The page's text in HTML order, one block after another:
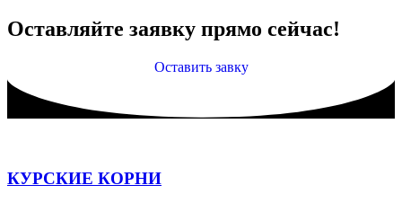
Оставляйте заявку прямо сейчас!
Оставить завку
КУРСКИЕ КОРНИ